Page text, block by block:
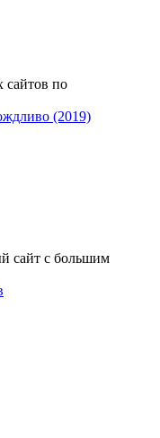
сайтов по
(2019)
сайт с большим